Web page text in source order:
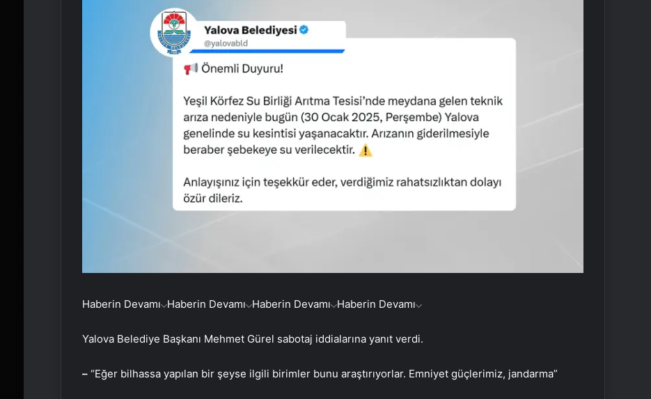
Haberin Devamı Haberin Devamı Haberin Devamı Haberin Devamı
Yalova Belediye Başkanı Mehmet Gürel sabotaj iddialarına yanıt verdi.
–“Eğer bilhassa yapılan bir şeyse ilgili birimler bunu araştırıyorlar. Emniyet güçlerimiz, jandarma”